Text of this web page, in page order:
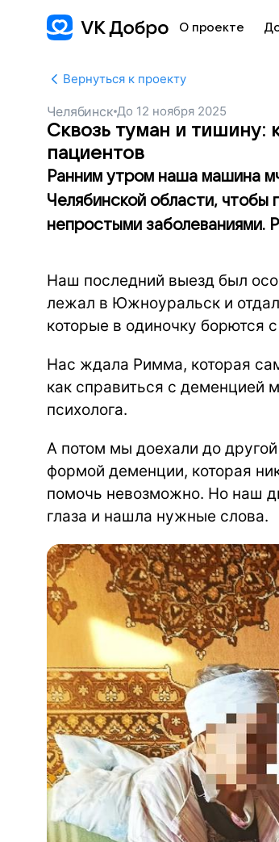
О проекте
Вернуться к проекту
Челябинск До 12 ноября 2025
Сквозь туман и тишину:
пациентов
Ранним утром наша машина
Челябинской области, чтобы
непростыми заболеваниями.
Наш последний выезд был
лежал в Южноуральск и
которые в одиночку борются
Нас ждала Римма, которая
как справиться с
психолога.
А потом мы доехали до
формой деменции, которая
помочь невозможно. Но наш
глаза и нашла нужные слова.